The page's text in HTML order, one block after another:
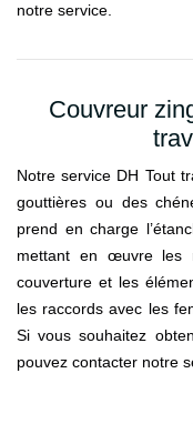
notre service.
Couvreur
Notre service DH Tout
gouttières ou des
prend en charge
mettant en œuvre les
couverture et les
les raccords avec les
Si vous souhaitez
pouvez contacter notre